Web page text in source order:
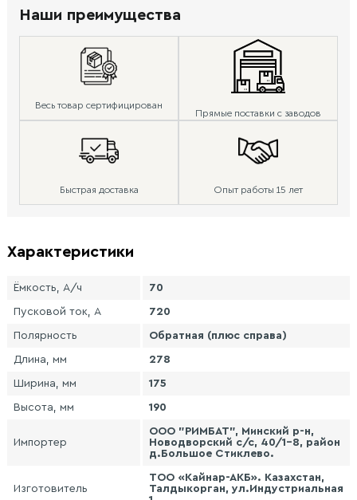
Наши преимущества
Весь товар сертифицирован
Прямые поставки с заводов
Быстрая доставка Опыт работы 15 лет
Характеристики
Ёмкость, А/ч 70
Пусковой ток, А 720
Полярность Обратная (плюс справа)
Длина, мм 278
Ширина, мм 175
Высота, мм 190
Импортер
ООО "РИМБАТ", Минский р-н,
Новодворский с/с, 40/1-8, район
д.Большое Стиклево.
Изготовитель
ТОО «Кайнар-АКБ». Казахстан,
Талдыкорган, ул.Индустриальная